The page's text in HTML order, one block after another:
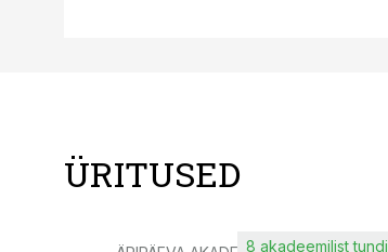
ÜRITUSED
8 akadeemilist tundi